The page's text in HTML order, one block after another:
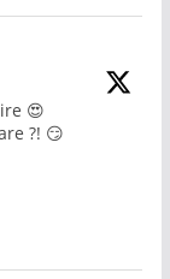
😍
?! 😏